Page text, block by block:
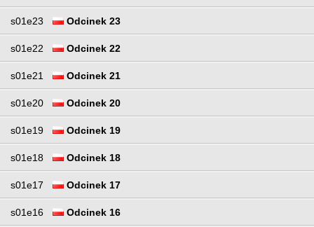
s01e23 Odcinek 23
s01e22 Odcinek 22
s01e21 Odcinek 21
s01e20 Odcinek 20
s01e19 Odcinek 19
s01e18 Odcinek 18
s01e17 Odcinek 17
s01e16 Odcinek 16